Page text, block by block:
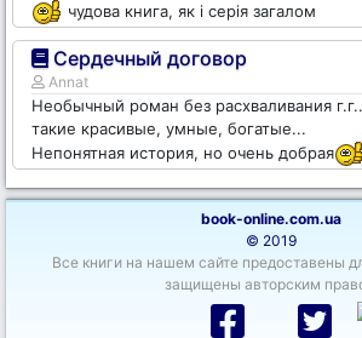
чудова книга, як і серія загалом
Сердечный договор
Annat
Необычный роман без расхваливания
такие красивые, умные, богатые...
Непонятная история, но очень добрая
book-online.com.ua
© 2019
Все книги на нашем сайте предоставены
защищены авторским